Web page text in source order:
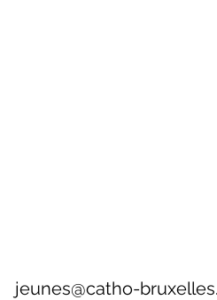
jeunes@catho-